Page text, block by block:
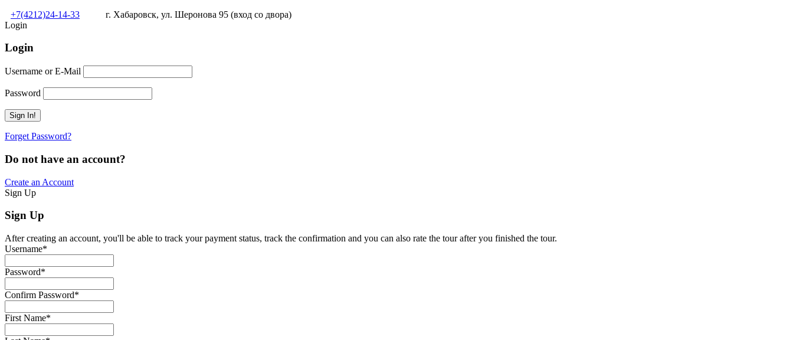
+7(4212)24-14-33
г. Хабаровск, ул. Шеронова 95 (вход со двора)
Login
Login
Username or E-Mail
Password
Forget Password?
Do not have an account?
Create an Account
Sign Up
Sign Up
After creating an account, you'll be able to track your payment status, track the confirmation and you can also rate the tour after you finished the tour.
Username*
Password*
Confirm Password*
First Name*